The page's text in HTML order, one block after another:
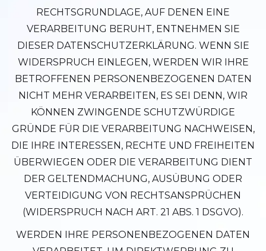
RECHTSGRUNDLAGE, AUF DENEN EINE
VERARBEITUNG BERUHT, ENTNEHMEN SIE
DIESER DATENSCHUTZERKLÄRUNG. WENN SIE
WIDERSPRUCH EINLEGEN, WERDEN WIR IHRE
BETROFFENEN PERSONENBEZOGENEN DATEN
NICHT MEHR VERARBEITEN, ES SEI DENN, WIR
KÖNNEN ZWINGENDE SCHUTZWÜRDIGE
GRÜNDE FÜR DIE VERARBEITUNG NACHWEISEN,
DIE IHRE INTERESSEN, RECHTE UND FREIHEITEN
ÜBERWIEGEN ODER DIE VERARBEITUNG DIENT
DER GELTENDMACHUNG, AUSÜBUNG ODER
VERTEIDIGUNG VON RECHTSANSPRÜCHEN
(WIDERSPRUCH NACH ART. 21 ABS. 1 DSGVO).
WERDEN IHRE PERSONENBEZOGENEN DATEN